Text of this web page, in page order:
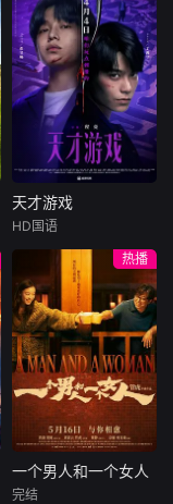
天才游戏
李蔓瑄
穷途末路的天才少
年刘全龙（彭昱畅
饰），被偏执富家
公子陈伦（丁禹兮
饰）选中，被迫踏
入一场为他量身打
造的“换命游戏”。
豪华别墅、名车名
表、神秘女友全部
备齐，在陈伦的精
天才游戏
HD国语
热播
一个男人和一个女人
一个男人和一个女人
完结